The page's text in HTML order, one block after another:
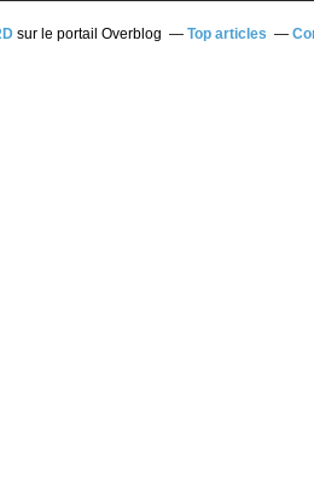
sur le portail Overblog Top articles